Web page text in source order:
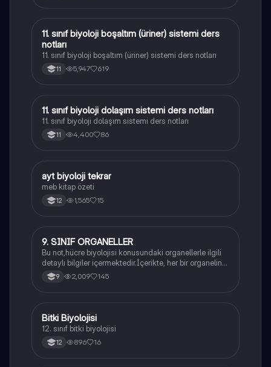
Biyoloji
11. sınıf biyoloji boşaltım (üriner) sistemi ders
notları
11. sınıf biyoloji boşaltım (üriner) sistemi ders notları
11 5,947 619
Biyoloji
11. sınıf biyoloji dolaşım sistemi ders notları
11. sınıf biyoloji dolaşım sistemi ders notları
11 4,400 86
Biyoloji
ayt biyoloji tekrar
meb kitap özeti
12 1,565 15
Biyoloji
9. SINIF ORGANELLER
Bu not,hücre biyolojisi konusundaki organellerle ilgili
detaylı bilgiler içermektedir.İçerikte, her bir organelin
yapısı,fonksiyonları ve hücre içindeki rolü
açıklanmaktadır.
9 2,009 145
Biyoloji
Bitki Biyolojisi
12. sınıf bitki biyolojisi
12 896 16